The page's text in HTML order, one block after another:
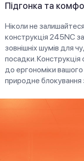
Підгонка та
Ніколи не
конструкція 245NC
зовнішніх шумів для
посадки. Конструкція
до ергономіки
природне блокування